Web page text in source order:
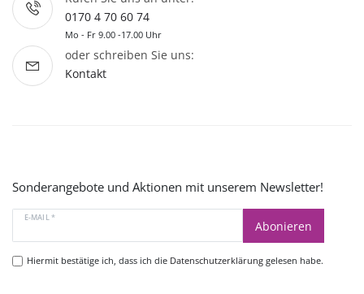
0170 4 70 60 74
Mo - Fr 9.00 -17.00 Uhr
oder schreiben Sie uns:
Kontakt
Sonderangebote und Aktionen mit unserem Newsletter!
E-MAIL *
Abonieren
Hiermit bestätige ich, dass ich die Datenschutzerklärunggelesen habe.